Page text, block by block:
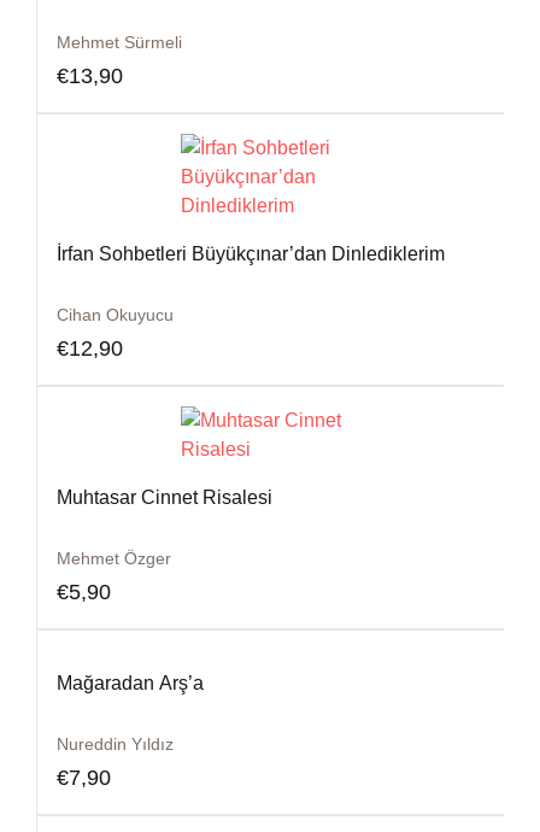
Mehmet Sürmeli
€13,90
İrfan Sohbetleri Büyükçınar’dan Dinlediklerim
Cihan Okuyucu
€12,90
Muhtasar Cinnet Risalesi
Mehmet Özger
€5,90
Mağaradan Arş’a
Nureddin Yıldız
€7,90